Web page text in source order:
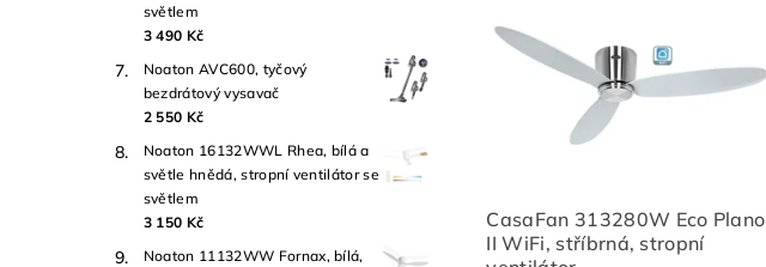
světlem
3 490 Kč
Noaton AVC600, tyčový
bezdrátový vysavač
2 550 Kč
Noaton 16132WWL Rhea, bílá a
světle hnědá, stropní ventilátor se
světlem
3 150 Kč
Noaton 11132WW Fornax, bílá,
CasaFan 313280W Eco Plano
II WiFi, stříbrná, stropní